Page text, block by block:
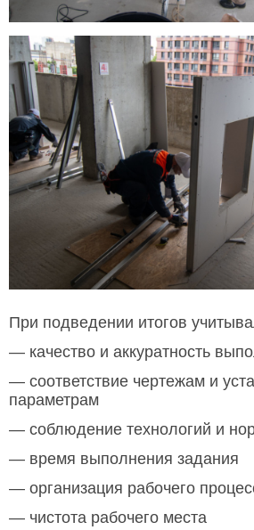
При подведении итогов
— качество и аккуратность
— соответствие чертежам и
параметрам
— соблюдение технологий и
— время выполнения задания
— организация рабочего
— чистота рабочего места